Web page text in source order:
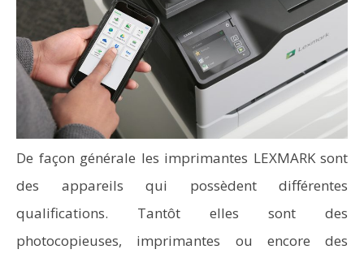
De façon générale les imprimantes LEXMARK sont
des appareils qui possèdent différentes
qualifications. Tantôt elles sont des
photocopieuses, imprimantes ou encore des